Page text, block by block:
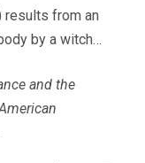
from an
by a witch…
and the